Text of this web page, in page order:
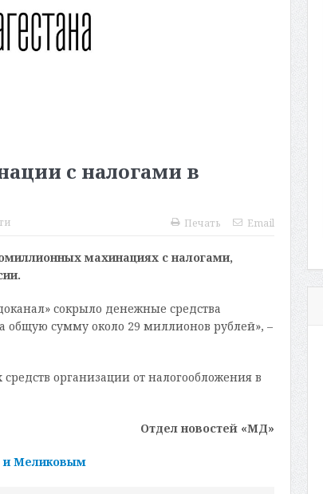
с налогами в
Печать Email
махинациях с налогами,
сокрыло денежные средства
общую сумму около 29 миллионов рублей», –
организации от налогообложения в
Отдел новостей «МД»
и Меликовым